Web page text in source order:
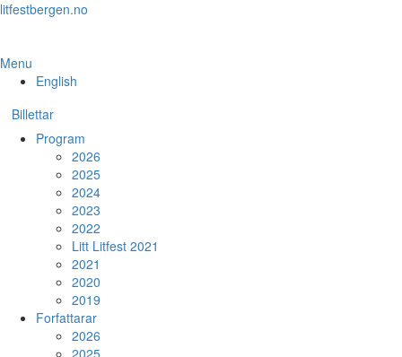
Skip
content
litfestbergen.no
Menu
English
Billettar
Program
2026
2025
2024
2023
2022
Litt Litfest 2021
2021
2020
2019
Forfattarar
2026
2025